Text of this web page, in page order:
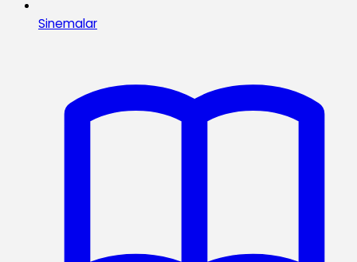
Sinemalar